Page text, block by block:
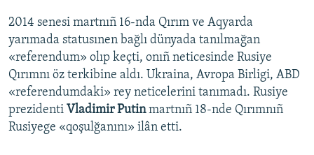
2014 senesi martnıñ 16-nda Qırım ve Aqyarda
yarımada statusınen bağlı dünyada tanılmağan
«referendum» olıp keçti, onıñ neticesinde Rusiye
Qırımnı öz terkibine aldı. Ukraina, Avropa Birligi, ABD
«referendumdaki» rey neticelerini tanımadı. Rusiye
prezidenti Vladimir Putinmartnıñ 18-nde Qırımnıñ
Rusiyege «qoşulğanını» ilân etti.